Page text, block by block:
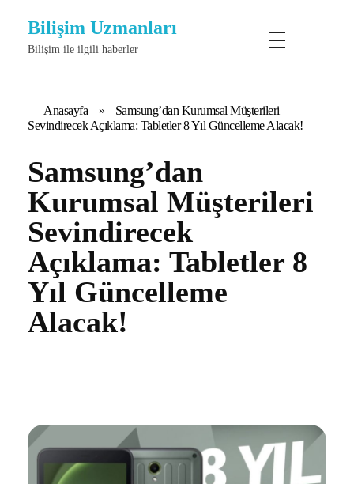
Bilişim Uzmanları
Bilişim ile ilgili haberler
Anasayfa »
Samsung’dan Kurumsal Müşterileri
Sevindirecek Açıklama: Tabletler 8 Yıl Güncelleme Alacak!
Samsung’dan
Kurumsal Müşterileri
Sevindirecek
Açıklama: Tabletler 8
Yıl Güncelleme
Alacak!